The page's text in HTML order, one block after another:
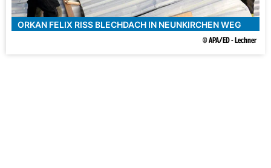
ORKAN FELIX RISS BLECHDACH IN NEUNKIRCHEN WEG
© APA/ED - Lechner